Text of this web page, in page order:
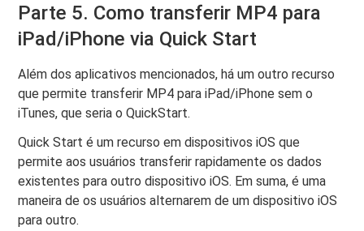
Parte 5. Como transferir MP4 para
iPad/iPhone via Quick Start
Além dos aplicativos mencionados, há um outro recurso
que permite transferir MP4 para iPad/iPhone sem o
iTunes, que seria o QuickStart.
Quick Start é um recurso em dispositivos iOS que
permite aos usuários transferir rapidamente os dados
existentes para outro dispositivo iOS. Em suma, é uma
maneira de os usuários alternarem de um dispositivo iOS
para outro.